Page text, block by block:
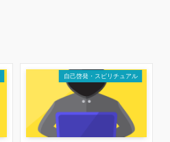
自己啓発・スピリチュアル